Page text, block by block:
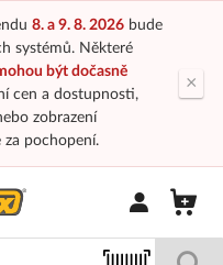
8. a 9. 8. 2026bude
systémů. Některé
být dočasně
cen a dostupnosti,
zobrazení
pochopení.
×
Přihlásit/